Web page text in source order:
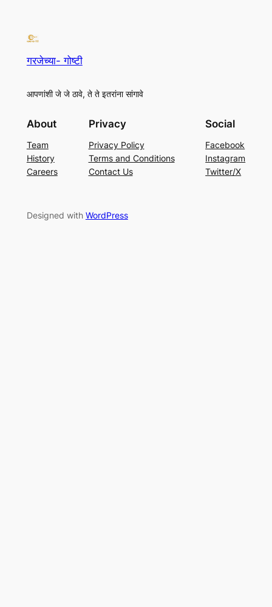
गरजेच्या- गोष्टी
आपणांशी जे जे ठावे, ते ते इतरांना सांगावे
About
Team
History
Careers
Privacy
Privacy Policy
Terms and Conditions
Contact Us
Social
Facebook
Instagram
Twitter/X
Designed with WordPress